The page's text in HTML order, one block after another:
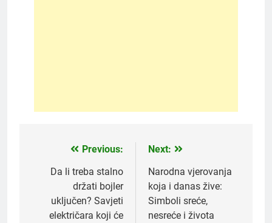
navigation
Previous:
Da li treba stalno
držati bojler
uključen? Savjeti
električara koji će
Next:
Narodna vjerovanja
koja i danas žive:
Simboli sreće,
nesreće i života